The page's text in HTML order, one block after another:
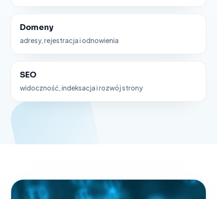
Domeny
adresy, rejestracja i odnowienia
SEO
widoczność, indeksacja i rozwój strony
WORDPRESS